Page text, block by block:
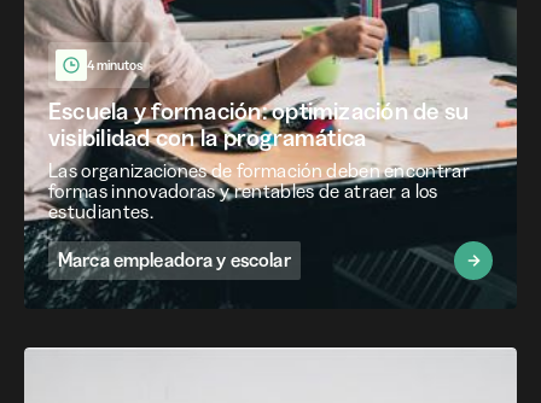
4 minutos
Escuela y formación: optimización de su
visibilidad con la programática
Las organizaciones de formación deben encontrar
formas innovadoras y rentables de atraer a los
estudiantes.
Marca empleadora y escolar